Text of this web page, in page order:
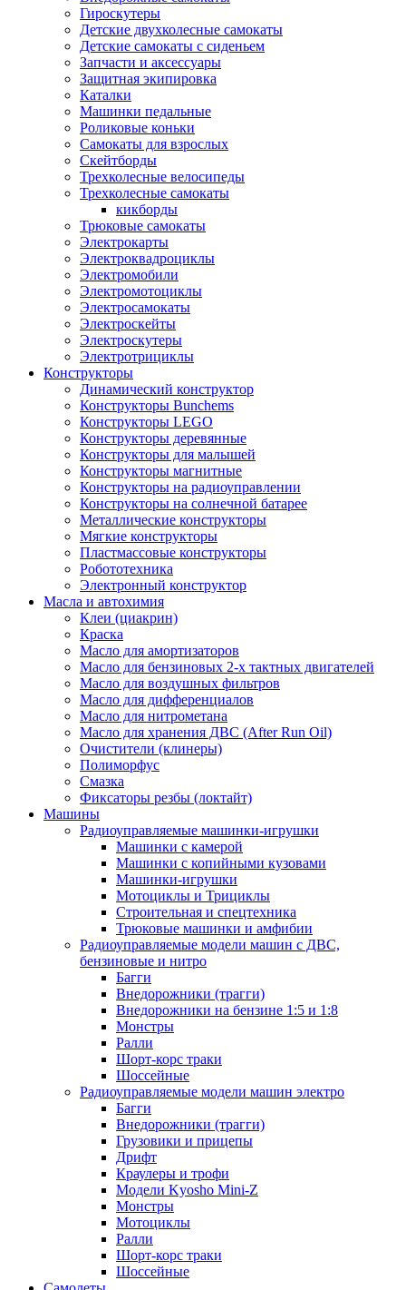
Гироскутеры
Детские двухколесные самокаты
Детские самокаты с сиденьем
Запчасти и аксессуары
Защитная экипировка
Каталки
Машинки педальные
Роликовые коньки
Самокаты для взрослых
Скейтборды
Трехколесные велосипеды
Трехколесные самокаты
кикборды
Трюковые самокаты
Электрокарты
Электроквадроциклы
Электромобили
Электромотоциклы
Электросамокаты
Электроскейты
Электроскутеры
Электротрициклы
Конструкторы
Динамический конструктор
Конструкторы Bunchems
Конструкторы LEGO
Конструкторы деревянные
Конструкторы для малышей
Конструкторы магнитные
Конструкторы на радиоуправлении
Конструкторы на солнечной батарее
Металлические конструкторы
Мягкие конструкторы
Пластмассовые конструкторы
Робототехника
Электронный конструктор
Масла и автохимия
Клеи (циакрин)
Краска
Масло для амортизаторов
Масло для бензиновых 2-х тактных двигателей
Масло для воздушных фильтров
Масло для дифференциалов
Масло для нитрометана
Масло для хранения ДВС (After Run Oil)
Очистители (клинеры)
Полиморфус
Смазка
Фиксаторы резбы (локтайт)
Машины
Радиоуправляемые машинки-игрушки
Машинки с камерой
Машинки с копийными кузовами
Машинки-игрушки
Мотоциклы и Трициклы
Строительная и спецтехника
Трюковые машинки и амфибии
Радиоуправляемые модели машин с ДВС,
бензиновые и нитро
Багги
Внедорожники (трагги)
Внедорожники на бензине 1:5 и 1:8
Монстры
Ралли
Шорт-корс траки
Шоссейные
Радиоуправляемые модели машин электро
Багги
Внедорожники (трагги)
Грузовики и прицепы
Дрифт
Краулеры и трофи
Модели Kyosho Mini-Z
Монстры
Мотоциклы
Ралли
Шорт-корс траки
Шоссейные